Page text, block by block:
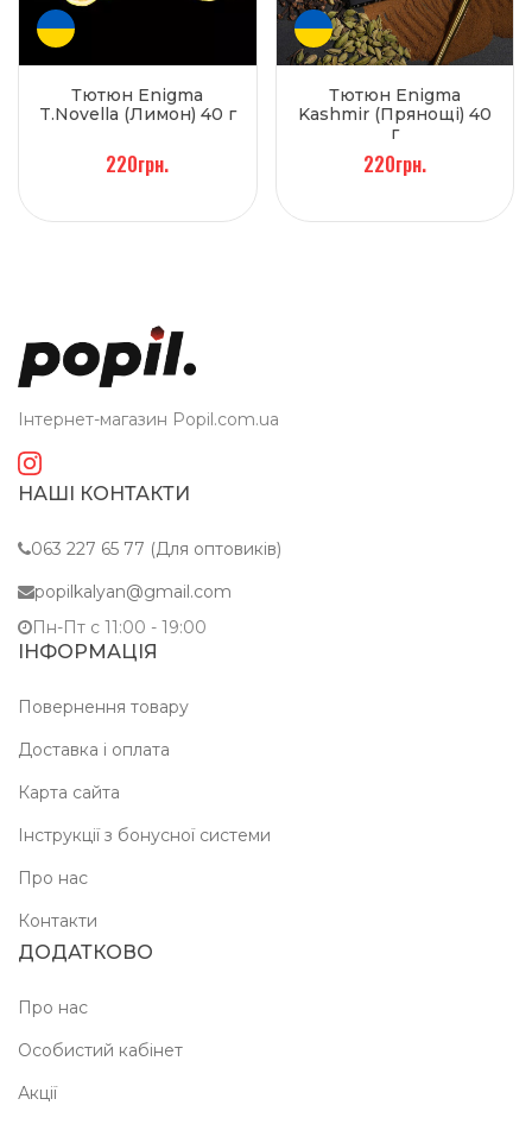
Тютюн Enigma
T.Novella (Лимон) 40 г
220грн.
Тютюн Enigma
Kashmir (Прянощі) 40
г
220грн.
Інтернет-магазин Popil.com.ua
НАШІ КОНТАКТИ
063 227 65 77 (Для оптовиків)
popilkalyan@gmail.com
Пн-Пт c 11:00 - 19:00
ІНФОРМАЦІЯ
Повернення товару
Доставка і оплата
Карта сайта
Інструкції з бонусної системи
Про нас
Контакти
ДОДАТКОВО
Про нас
Особистий кабінет
Акції